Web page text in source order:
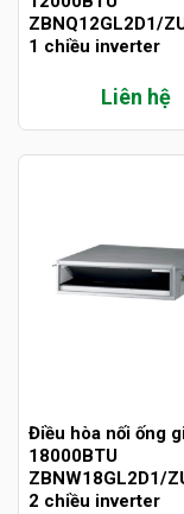
ZBNQ12GL2D1/
1 chiều inverter
Liên hệ
Điều hòa nối ống
18000BTU
ZBNW18GL2D1/
2 chiều inverter